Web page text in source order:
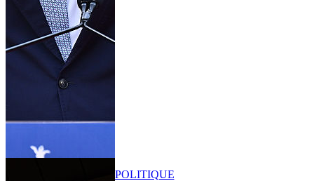
POLITIQUE